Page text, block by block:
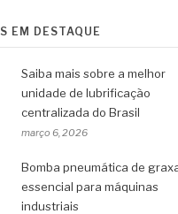
EM DESTAQUE
Saiba mais sobre a melhor
unidade de lubrificação
centralizada do Brasil
março 6, 2026
Bomba pneumática de
essencial para máquinas
industriais